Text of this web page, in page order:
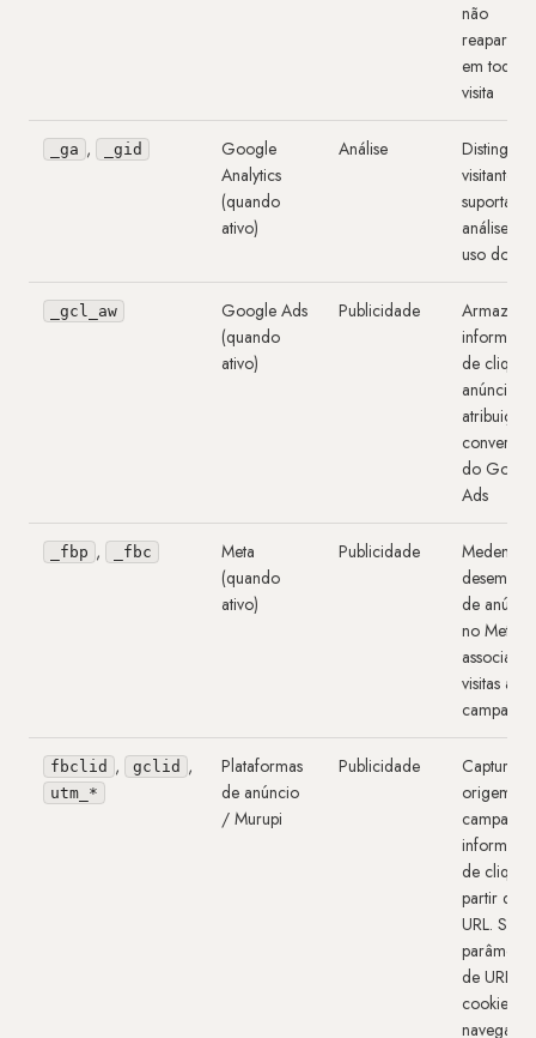
não
reapareça
em toda
visita
_ga , _gid
Google
Analytics
(quando
ativo)
Análise
visitantes e
suportam
análise de
uso do site
_gcl_aw
Google Ads
(quando
ativo)
Publicidade
Armazena
de clique
anúncio
atribuição
do
Ads
_fbp , _fbc
Meta
(quando
ativo)
Publicidade
Medem
de
no Meta e
associam
visitas a
fbclid , gclid ,
utm_*
Plataformas
de anúncio
/ Murupi
Publicidade
Capturam
origem da
de clique
partir da
URL. São
de URL,
cookies de
navegador